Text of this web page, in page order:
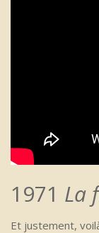
1971 La
Et justement,